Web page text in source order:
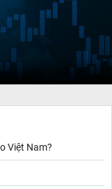
Việt Nam?